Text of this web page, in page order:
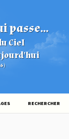
passe...
Ciel
RECHERCHER